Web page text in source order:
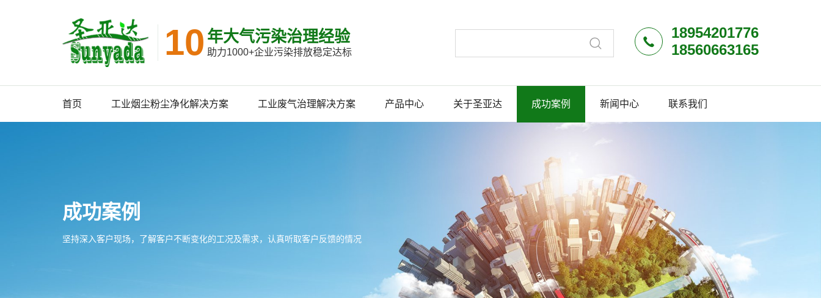
10 年大气污染治理经验
助力1000+企业污染排放稳定达标
18954201776
18560663165
首页 工业烟尘粉尘净化解决方案 工业废气治理解决方案 产品中心 关于圣亚达 成功案例 新闻中心 联系我们
成功案例
坚持深入客户现场，了解客户不断变化的工况及需求，认真听取客户反馈的情况